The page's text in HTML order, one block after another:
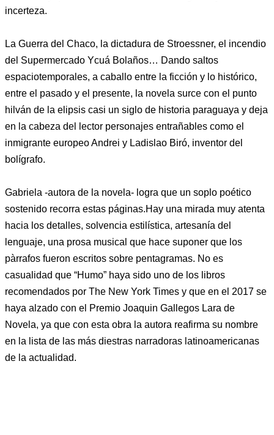
incerteza.
La Guerra del Chaco, la dictadura de Stroessner, el incendio
del Supermercado Ycuá Bolaños… Dando saltos
espaciotemporales, a caballo entre la ficción y lo histórico,
entre el pasado y el presente, la novela surce con el punto
hilván de la elipsis casi un siglo de historia paraguaya y deja
en la cabeza del lector personajes entrañables como el
inmigrante europeo Andrei y Ladislao Biró, inventor del
bolígrafo.
Gabriela -autora de la novela- logra que un soplo poético
sostenido recorra estas páginas.Hay una mirada muy atenta
hacia los detalles, solvencia estilística, artesanía del
lenguaje, una prosa musical que hace suponer que los
pàrrafos fueron escritos sobre pentagramas. No es
casualidad que “Humo” haya sido uno de los libros
recomendados por The New York Times y que en el 2017 se
haya alzado con el Premio Joaquin Gallegos Lara de
Novela, ya que con esta obra la autora reafirma su nombre
en la lista de las más diestras narradoras latinoamericanas
de la actualidad.